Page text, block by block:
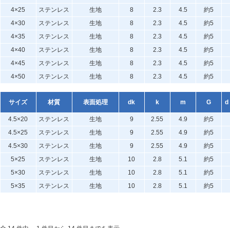
4×25 ステンレス 生地 8 2.3 4.5
約5
4×30
ステンレス 生地 8 2.3 4.5
約5
4×35
ステンレス 生地 8 2.3 4.5
約5
4×40
ステンレス 生地 8 2.3 4.5
約5
4×45
ステンレス 生地 8 2.3 4.5
約5
4×50
ステンレス 生地 8 2.3 4.5 約5
サイズ 材質 表面処理 dk k m G d
4.5×20 ステンレス 生地 9 2.55 4.9
約5
4.5×25
ステンレス 生地 9 2.55 4.9
約5
4.5×30
ステンレス 生地 9 2.55 4.9
約5
5×25
ステンレス 生地 10 2.8 5.1
約5
5×30
ステンレス 生地 10 2.8 5.1
約5
5×35
ステンレス 生地 10 2.8 5.1 約5